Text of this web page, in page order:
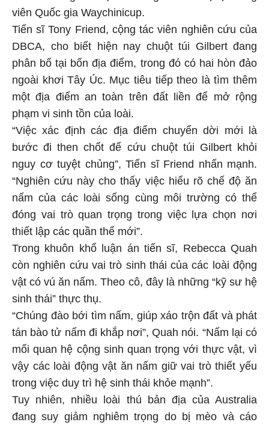
viên Quốc gia Waychinicup.
Tiến sĩ Tony Friend, cộng tác viên nghiên cứu của
DBCA, cho biết hiện nay chuột túi Gilbert đang
phân bố tại bốn địa điểm, trong đó có hai hòn đảo
ngoài khơi Tây Úc. Mục tiêu tiếp theo là tìm thêm
một địa điểm an toàn trên đất liền để mở rộng
phạm vi sinh tồn của loài.
“Việc xác định các địa điểm chuyển dời mới là
bước đi then chốt để cứu chuột túi Gilbert khỏi
nguy cơ tuyệt chủng”, Tiến sĩ Friend nhấn mạnh.
“Nghiên cứu này cho thấy việc hiểu rõ chế độ ăn
nấm của các loài sống cùng môi trường có thể
đóng vai trò quan trọng trong việc lựa chọn nơi
thiết lập các quần thể mới”.
Trong khuôn khổ luận án tiến sĩ, Rebecca Quah
còn nghiên cứu vai trò sinh thái của các loài động
vật có vú ăn nấm. Theo cô, đây là những “kỹ sư hệ
sinh thái” thực thụ.
“Chúng đào bới tìm nấm, giúp xáo trộn đất và phát
tán bào tử nấm đi khắp nơi”, Quah nói. “Nấm lại có
mối quan hệ cộng sinh quan trọng với thực vật, vì
vậy các loài động vật ăn nấm giữ vai trò thiết yếu
trong việc duy trì hệ sinh thái khỏe mạnh”.
Tuy nhiên, nhiều loài thú bản địa của Australia
đang suy giảm nghiêm trọng do bị mèo và cáo